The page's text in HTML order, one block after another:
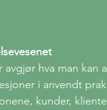
avgjør hva man
i anvendt
kunder,